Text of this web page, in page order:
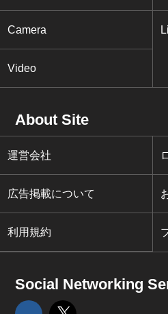
Camera
Video
About Site
運営会社
広告掲載について
利用規約
Social Networking